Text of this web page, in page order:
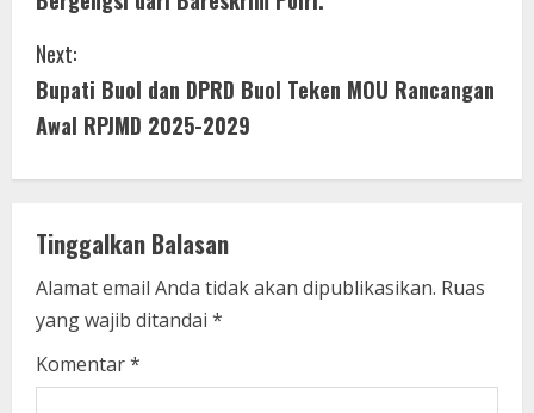
n
t
i
n
u
e
R
e
Next:
Bupati Buol dan DPRD Buol Teken MOU Rancangan
Awal RPJMD 2025-2029
Tinggalkan Balasan
Alamat email Anda tidak akan dipublikasikan. Ruas
yang wajib ditandai *
Komentar*